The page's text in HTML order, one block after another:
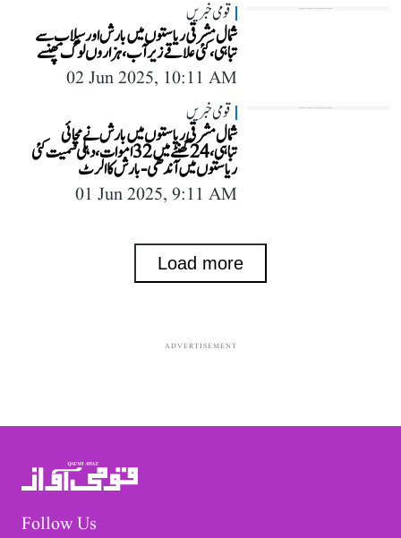
قومی خبریں
شمال مشرقی ریاستوں میں بارش اور سیلاب سے
تباہی، کئی علاقے زیر آب، ہزاروں لوگ پھنسے
02 Jun 2025, 10:11 AM
قومی خبریں
شمال مشرقی ریاستوں میں بارش نے مچائی
تباہی، 24 گھنٹے میں 32 اموات، دہلی سمیت کئی
ریاستوں میں آندھی-بارش کا الرٹ
01 Jun 2025, 9:11 AM
Load more
ADVERTISEMENT
Follow Us